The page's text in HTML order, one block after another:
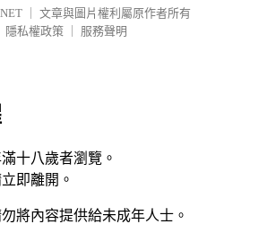
文章與圖片權利屬原作者所有
隱私權政策
服務聲明
十八歲者瀏覽。
即離開。
將內容提供給未成年人士。